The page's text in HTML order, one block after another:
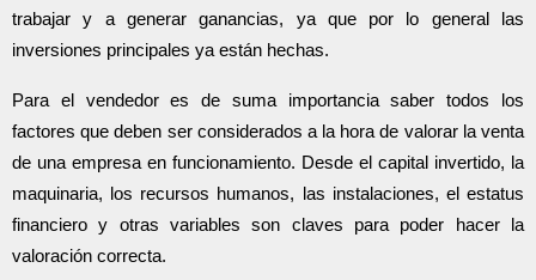
trabajar y a generar ganancias, ya que por lo general las
inversiones principales ya están hechas.
Para el vendedor es de suma importancia saber todos los
factores que deben ser considerados a la hora de valorar la venta
de una empresa en funcionamiento. Desde el capital invertido, la
maquinaria, los recursos humanos, las instalaciones, el estatus
financiero y otras variables son claves para poder hacer la
valoración correcta.